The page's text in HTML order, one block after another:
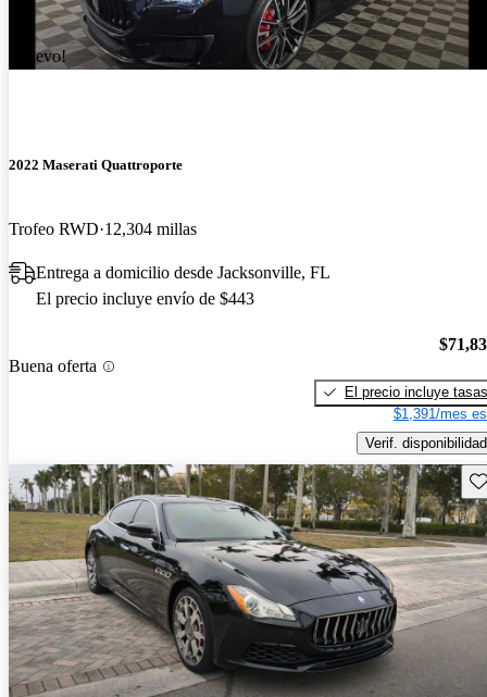
¡Nuevo!
2022 Maserati Quattroporte
Trofeo RWD 12,304 millas
Entrega a domicilio desde Jacksonville, FL
El precio incluye envío de $443
Buena oferta
El precio incluye tasas
$1,391/mes
Verif. disponibilidad